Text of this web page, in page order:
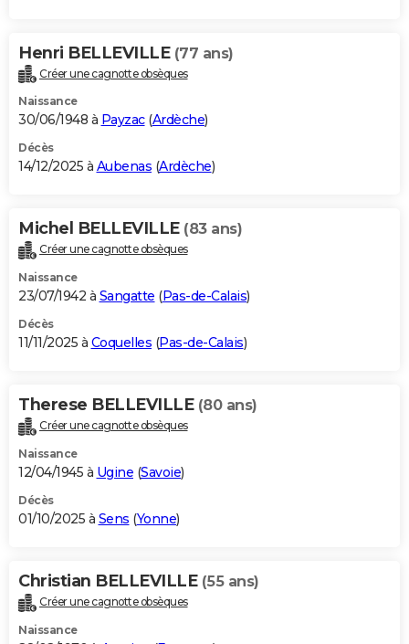
Henri BELLEVILLE (77 ans)
Créer une cagnotte obsèques
Naissance
30/06/1948 à Payzac(Ardèche)
Décès
14/12/2025 à Aubenas (Ardèche)
Michel BELLEVILLE (83 ans)
Créer une cagnotte obsèques
Naissance
23/07/1942 à Sangatte (Pas-de-Calais)
Décès
11/11/2025 à Coquelles (Pas-de-Calais)
Therese BELLEVILLE (80 ans)
Créer une cagnotte obsèques
Naissance
12/04/1945 à Ugine (Savoie)
Décès
01/10/2025 à Sens (Yonne)
Christian BELLEVILLE (55 ans)
Créer une cagnotte obsèques
Naissance